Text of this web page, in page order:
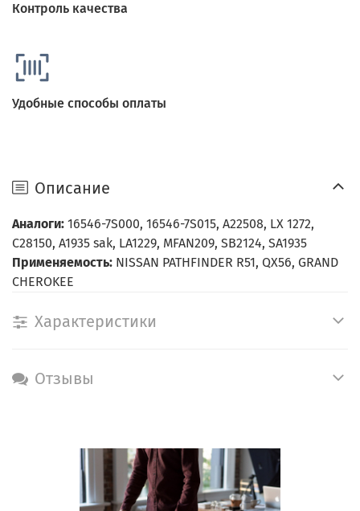
Контроль качества
Удобные способы оплаты
Описание
Аналоги: 16546-7S000, 16546-7S015, A22508, LX 1272,
C28150, A1935 sak, LA1229, MFAN209, SB2124, SA1935
Применяемость: NISSAN PATHFINDER R51, QX56, GRAND
CHEROKEE
Характеристики
Отзывы